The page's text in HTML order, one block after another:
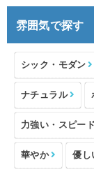
雰囲気で探す
シック・モダン
ナチュラル
力強い・スピー
華やか 優し